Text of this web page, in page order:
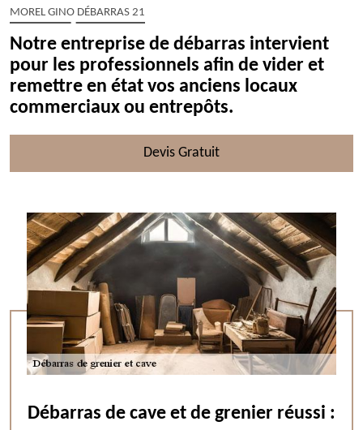
MOREL GINO DÉBARRAS 21
Notre entreprise de débarras intervient
pour les professionnels afin de vider et
remettre en état vos anciens locaux
commerciaux ou entrepôts.
Devis Gratuit
Débarras de cave et de grenier réussi :